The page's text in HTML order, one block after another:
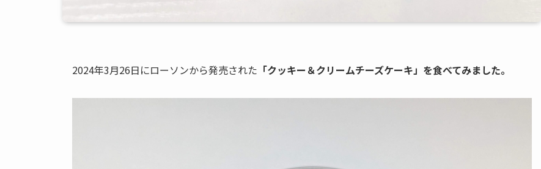
2024年3月26日にローソンから発売された 「クッキー＆クリームチーズケーキ」を食べてみました。